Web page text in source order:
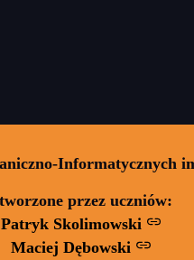
przez uczniów:
Patryk Skolimowski
Maciej Dębowski